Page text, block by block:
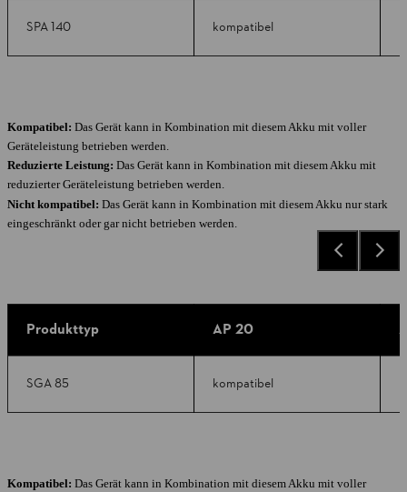
SPA 140 kompatibel
Kompatibel: Das Gerät kann in Kombination mit diesem Akku mit voller
Geräteleistung betrieben werden.
Reduzierte Leistung: Das Gerät kann in Kombination mit diesem Akku mit
reduzierter Geräteleistung betrieben werden.
Nicht kompatibel: Das Gerät kann in Kombination mit diesem Akku nur stark
eingeschränkt oder gar nicht betrieben werden.
Produkttyp AP 20
SGA 85 kompatibel
Kompatibel: Das Gerät kann in Kombination mit diesem Akku mit voller